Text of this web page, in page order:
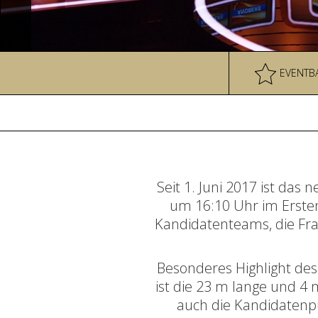
Seit 1. Juni 2017 ist das
um 16:10 Uhr im
Kandidatenteams, die
Besonderes Highlight
ist die 23 m lange und 4
auch die